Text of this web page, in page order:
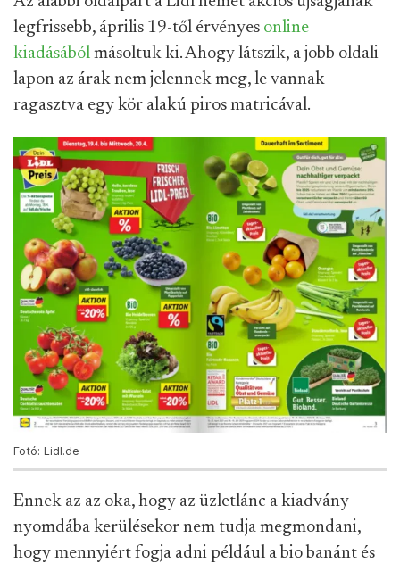
legfrissebb, április 19-től érvényes online
kiadásából másoltuk ki. Ahogy látszik, a jobb oldali
lapon az árak nem jelennek meg, le vannak
ragasztva egy kör alakú piros matricával.
Fotó: Lidl.de
Ennek az az oka, hogy az üzletlánc a kiadvány
nyomdába kerülésekor nem tudja megmondani,
hogy mennyiért fogja adni például a bio banánt és